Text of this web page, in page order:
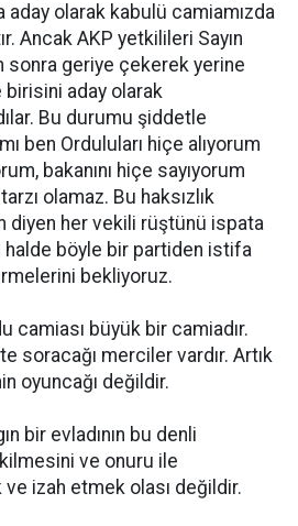
aday olarak kabulü camiamızda
Ancak AKP yetkilileri Sayın
sonra geriye çekerek yerine
birisini aday olarak
Bu durumu şiddetle
ben Orduluları hiçe alıyorum
bakanını hiçe sayıyorum
olamaz. Bu haksızlık
diyen her vekili rüştünü ispata
böyle bir partiden istifa
bekliyoruz.
camiası büyük bir camiadır.
soracağı merciler vardır. Artık
oyuncağı değildir.
bir evladının bu denli
ve onuru ile
ve izah etmek olası değildir.